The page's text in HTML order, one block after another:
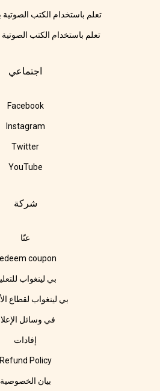
تعلم باستخدام الكتب الصوتية
تعلم باستخدام الكتب الصوتية
اجتماعي
Facebook
Instagram
Twitter
YouTube
شركة
عنّا
coupon
بي لينغواب
بي لينغواب لقطاع
في وسائل
إفادات
Refund Policy
بيان الخصوصية